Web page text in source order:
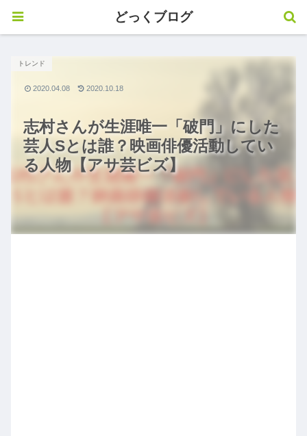
志村さんが生涯唯一「破門」にした
芸人Sとは誰？映画俳優活動してい
る人物【アサ芸ビズ】
トレンド
2020.04.08 2020.10.18
どっくブログ